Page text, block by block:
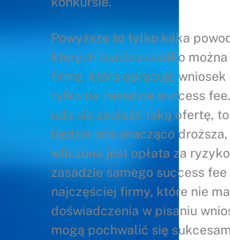
Powyższe to tylko kilka
których bardzo rzadko
firmę, która opracuje wniosek
tylko na zasadzie success
uda się znaleźć taką ofertę,
będzie ona znacząco
wliczona jest opłata za
zasadzie samego success fee
najczęściej firmy, które nie
doświadczenia w pisaniu
mogą pochwalić się